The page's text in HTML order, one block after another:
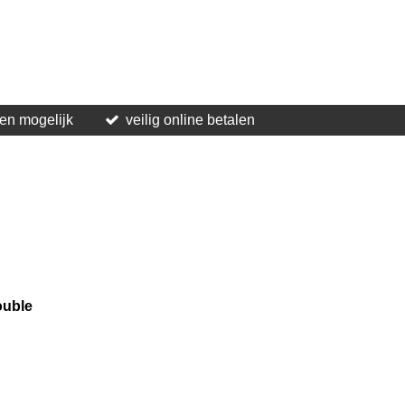
mogelijk
veilig online betalen